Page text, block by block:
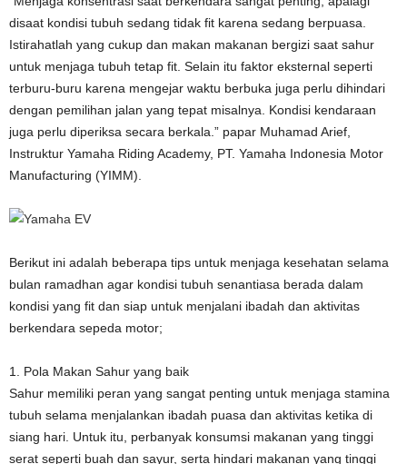
disaat kondisi tubuh sedang tidak fit karena sedang berpuasa.
Istirahatlah yang cukup dan makan makanan bergizi saat sahur
untuk menjaga tubuh tetap fit. Selain itu faktor eksternal seperti
terburu-buru karena mengejar waktu berbuka juga perlu dihindari
dengan pemilihan jalan yang tepat misalnya. Kondisi kendaraan
juga perlu diperiksa secara berkala.” papar Muhamad Arief,
Instruktur Yamaha Riding Academy, PT. Yamaha Indonesia Motor
Manufacturing (YIMM).
Berikut ini adalah beberapa tips untuk menjaga kesehatan selama
bulan ramadhan agar kondisi tubuh senantiasa berada dalam
kondisi yang fit dan siap untuk menjalani ibadah dan aktivitas
berkendara sepeda motor;
1. Pola Makan Sahur yang baik
Sahur memiliki peran yang sangat penting untuk menjaga stamina
tubuh selama menjalankan ibadah puasa dan aktivitas ketika di
siang hari. Untuk itu, perbanyak konsumsi makanan yang tinggi
serat seperti buah dan sayur, serta hindari makanan yang tinggi